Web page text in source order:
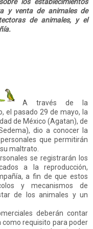
y venta de animales de
de animales, y el
A través de la
el pasado 29 de mayo, la
de México (Agatan), de
dio a conocer la
que permitirán
maltrato.
se registrarán los
a la reproducción,
a fin de que estos
y mecanismos de
de los animales y un
deberán contar
como requisito para poder